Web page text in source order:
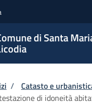
di Santa
pane
/ Catasto e
di idoneità